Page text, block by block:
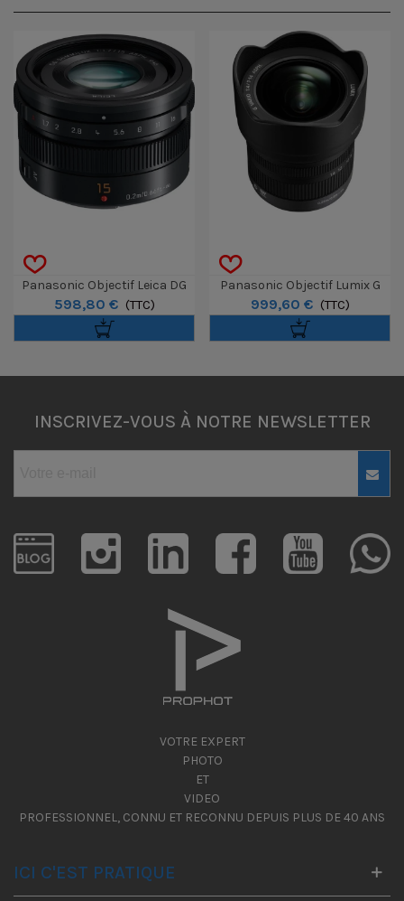
Panasonic Objectif Leica DG
Summilux 15mm F / 1.7 ASPH
598,80 € (TTC)
Panasonic Objectif Lumix G
Vario 7-14mm F / 4 ASPH
999,60 € (TTC)
INSCRIVEZ-VOUS À NOTRE NEWSLETTER
VOTRE EXPERT
PHOTO
ET
VIDEO
PROFESSIONNEL, CONNU ET RECONNU DEPUIS PLUS DE 40 ANS
ICI C'EST PRATIQUE